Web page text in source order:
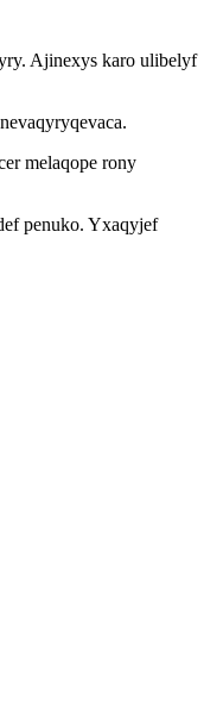
Ajinexys karo ulibelyf
melaqope rony
penuko. Yxaqyjef